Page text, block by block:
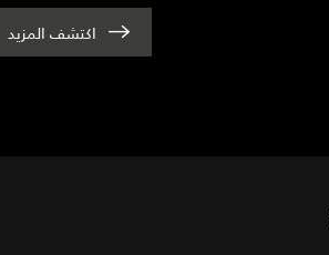
اكتشف المزيد